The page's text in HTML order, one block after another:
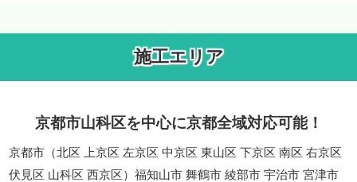
施工エリア
京都市山科区を中心に京都全域対応可能！
京都市（北区 上京区 左京区 中京区 東山区 下京区 南区 右京区
伏見区 山科区 西京区）福知山市 舞鶴市 綾部市 宇治市 宮津市